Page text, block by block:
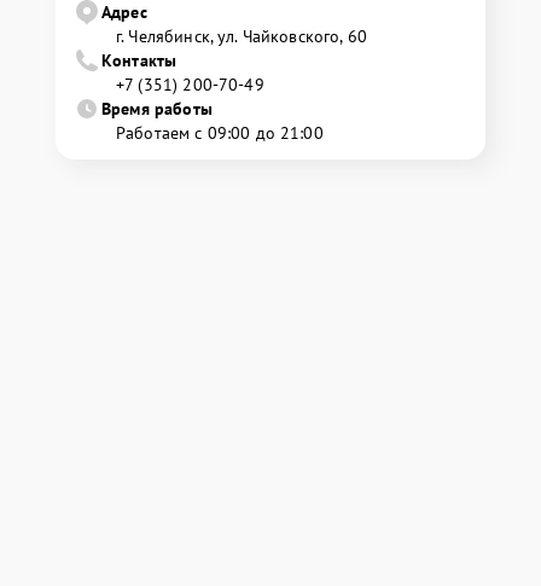
Адрес
г. Челябинск, ул. Чайковского, 60
Контакты
+7 (351) 200-70-49
Время работы
Работаем с 09:00 до 21:00